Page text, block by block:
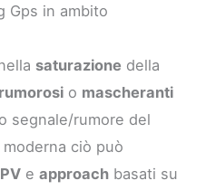
Gps in ambito
saturazione della
rumorosi o mascheranti
segnale/rumore del
ciò può
eapproach basati su